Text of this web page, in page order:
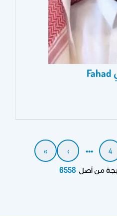
فهد عبدالله العتيبي Fahad
الصفحة
4
•••
الصفحة
التالية
›
Last
»
من أصل 6558